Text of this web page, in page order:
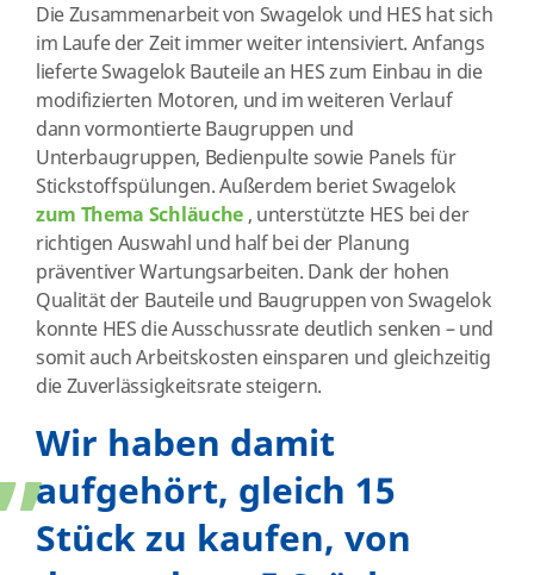
Die Zusammenarbeit von Swagelok und HES hat sich
im Laufe der Zeit immer weiter intensiviert. Anfangs
lieferte Swagelok Bauteile an HES zum Einbau in die
modifizierten Motoren, und im weiteren Verlauf
dann vormontierte Baugruppen und
Unterbaugruppen, Bedienpulte sowie Panels für
Stickstoffspülungen. Außerdem beriet Swagelok
zum Thema Schläuche, unterstützte HES bei der
richtigen Auswahl und half bei der Planung
präventiver Wartungsarbeiten. Dank der hohen
Qualität der Bauteile und Baugruppen von Swagelok
konnte HES die Ausschussrate deutlich senken – und
somit auch Arbeitskosten einsparen und gleichzeitig
die Zuverlässigkeitsrate steigern.
Wir haben damit
aufgehört, gleich 15
Stück zu kaufen, von